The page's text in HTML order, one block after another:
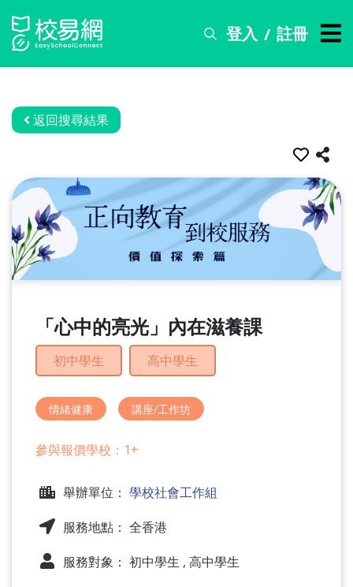
登入 / 註冊
搜
務
資
關
於
我
返回搜尋結果
「心中的亮光」內在滋養課
初中學生 高中學生
情緒健康 講座/工作坊
參與報價學校：1+
舉辦單位： 學校社會工作組
服務地點： 全香港
服務對象： 初中學生 , 高中學生